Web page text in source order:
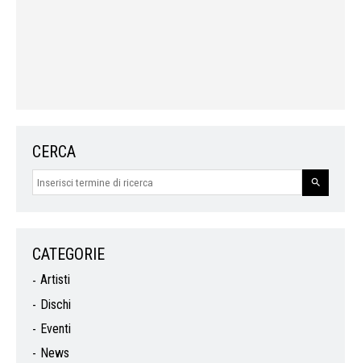
CERCA
CATEGORIE
Artisti
Dischi
Eventi
News